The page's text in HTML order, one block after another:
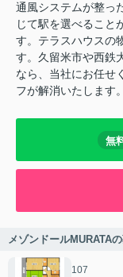
通風システムが整っ
じて駅を選べること
す。テラスハウスの
す。久留米市や西鉄
なら、当社にお任せ
フが解消いたします。
無
メゾンドールMURATA
107